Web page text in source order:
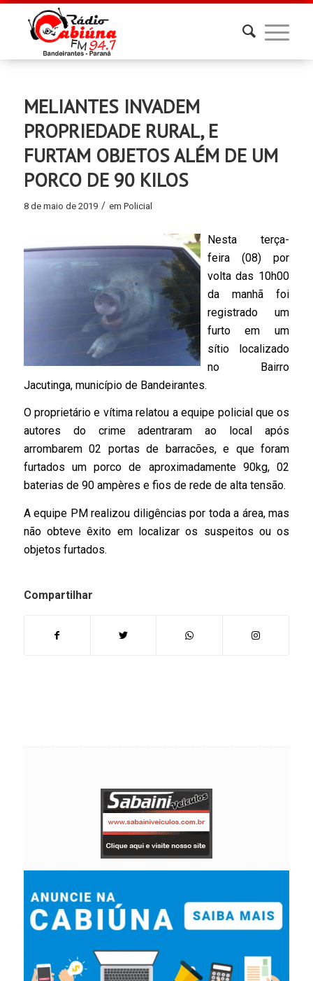
MELIANTES INVADEM
PROPRIEDADE RURAL, E
FURTAM OBJETOS ALÉM DE UM
PORCO DE 90 KILOS
8 de maio de 2019 / em Policial
Nesta terça-
feira (08) por
volta das 10h00
da manhã foi
registrado um
furto em um
sítio localizado
no Bairro
Jacutinga, município de Bandeirantes.
O proprietário e vítima relatou a equipe policial que os
autores do crime adentraram ao local após
arrombarem 02 portas de barracões, e que foram
furtados um porco de aproximadamente 90kg, 02
baterias de 90 ampères e fios de rede de alta tensão.
A equipe PM realizou diligências por toda a área, mas
não obteve êxito em localizar os suspeitos ou os
objetos furtados.
Compartilhar